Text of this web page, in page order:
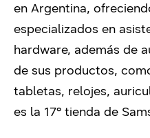
en Argentina,
especializados en
hardware, además de
de sus productos,
tabletas, relojes,
es la 17° tienda de